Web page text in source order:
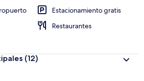
Estacionamiento gratis
Restaurantes
(12)